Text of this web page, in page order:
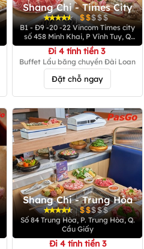
Shang Chi - Times City
|
B1 - Đ9 -20 -22 Vincom Times city
số 458 Minh Khai, P Vĩnh Tuy, Q
Hai Bà Trưng
Đi 4 tính tiền 3
Buffet Lẩu băng chuyền Đài Loan
Đặt chỗ ngay
Shang Chi - Trung Hòa
|
Số 84 Trung Hòa, P. Trung Hòa, Q.
Cầu Giấy
Đi 4 tính tiền 3